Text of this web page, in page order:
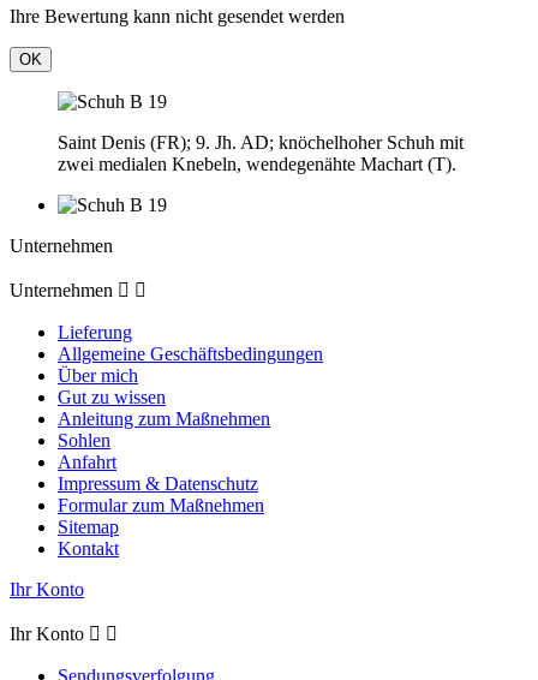
Ihre Bewertung kann nicht gesendet werden
OK
Saint Denis (FR); 9. Jh. AD; knöchelhoher Schuh mit
zwei medialen Knebeln, wendegenähte Machart (T).
Unternehmen
Unternehmen  
Lieferung
Allgemeine Geschäftsbedingungen
Über mich
Gut zu wissen
Anleitung zum Maßnehmen
Sohlen
Anfahrt
Impressum & Datenschutz
Formular zum Maßnehmen
Sitemap
Kontakt
Ihr Konto
Ihr Konto  